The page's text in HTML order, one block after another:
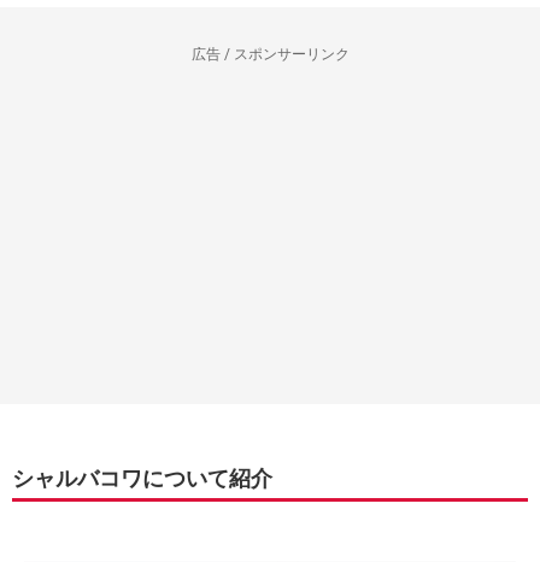
広告 / スポンサーリンク
シャルバコワについて紹介